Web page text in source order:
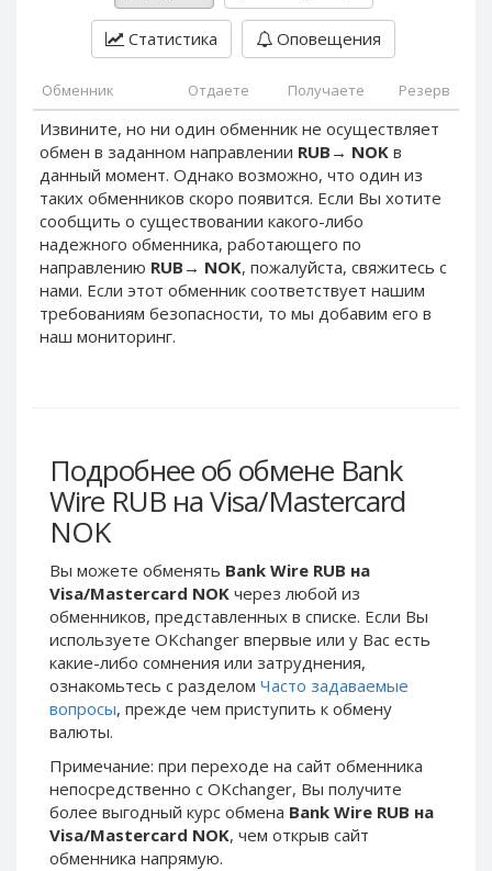
Статистика Оповещения
Обменник Отдаете Получаете Резерв
Извините, но ни один обменник не осуществляет
обмен в заданном направлении RUB → NOK в
данный момент. Однако возможно, что один из
таких обменников скоро появится. Если Вы хотите
сообщить о существовании какого-либо
надежного обменника, работающего по
направлению RUB → NOK, пожалуйста, свяжитесь с
нами. Если этот обменник соответствует нашим
требованиям безопасности, то мы добавим его в
наш мониторинг.
Подробнее об обмене Bank
Wire RUB на Visa/Mastercard
NOK
Вы можете обменять Bank Wire RUB на
Visa/Mastercard NOK через любой из
обменников, представленных в списке. Если Вы
используете OKchanger впервые или у Вас есть
какие-либо сомнения или затруднения,
ознакомьтесь с разделом Часто задаваемые
вопросы, прежде чем приступить к обмену
валюты.
Примечание: при переходе на сайт обменника
непосредственно c OKchanger, Вы получите
более выгодный курс обмена Bank Wire RUB на
Visa/Mastercard NOK, чем открыв сайт
обменника напрямую.
PayPal PLN
PayPal SGD
PayPal CHF
PayPal MYR
Webmoney WMZ
Webmoney WMR
Webmoney WME
Webmoney WMU
Webmoney WMK
Webmoney WMG
Skril EUR
Skril INR
Skril PLN
Skril AUD
Skril NOK
Skril SEK
Paxum USD
Paxum EUR
Epay EUR
Phone Balance RUB
Phone Balance UAH
PayPal PLN
PayPal SGD
PayPal CHF
PayPal MYR
Webmoney WMZ
Webmoney WMR
Webmoney WME
Webmoney WMU
Webmoney WMK
Skril EUR
Skril INR
Skril AUD
Skril NOK
Skril SEK
Paxum USD
Paxum EUR
Epay EUR
Phone Balance RUB
Phone Balance UAH